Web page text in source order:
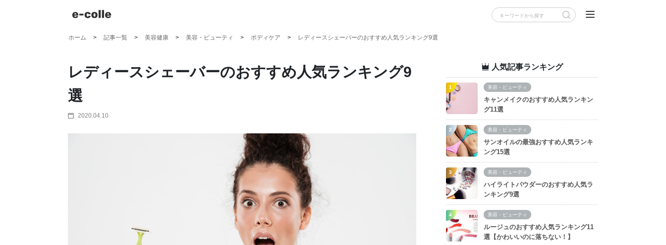
ホーム 記事一覧 美容健康 美容・ビューティ ボディケア レディースシェーバーのおすすめ人気ランキング9選
レディースシェーバーのおすすめ人気ランキング9
選
2020.04.10
人気記事ランキング
美容・ビューティ
キャンメイクのおすすめ人気ランキン
グ11選
美容・ビューティ
サンオイルの最強おすすめ人気ランキ
ング15選
美容・ビューティ
ハイライトパウダーのおすすめ人気ラ
ンキング9選
美容・ビューティ
ルージュのおすすめ人気ランキング11
選【かわいいのに落ちない！】